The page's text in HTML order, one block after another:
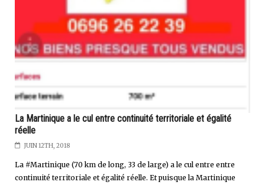
La Martinique a le cul entre continuité territoriale et égalité
réelle
JUIN 12TH, 2018
La #Martinique (70 km de long, 33 de large) a le cul entre entre
continuité territoriale et égalité réelle. Et puisque la Martinique